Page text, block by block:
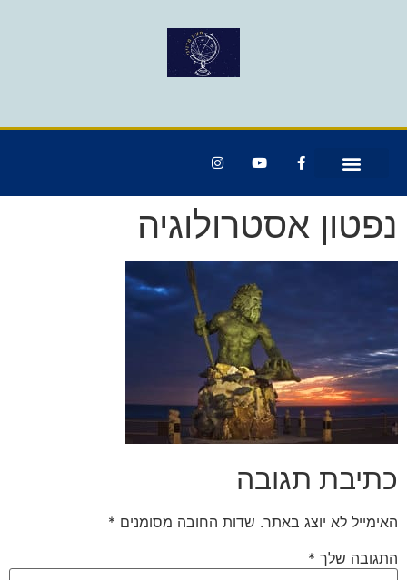
נפטון אסטרולוגיה
כתיבת תגובה
האימייל לא יוצג באתר. שדות החובה מסומנים *
התגובה שלך *